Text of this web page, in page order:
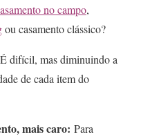
no campo,
ou casamento clássico?
É difícil, mas diminuindo a
de cada item do
mais caro: Para